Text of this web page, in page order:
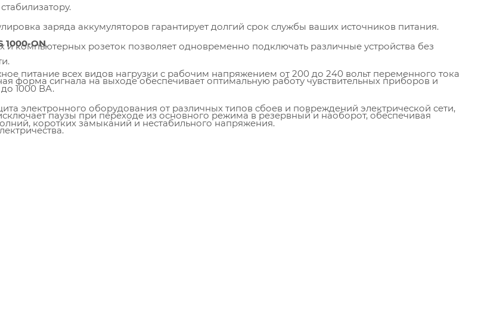
заряда аккумуляторов гарантирует долгий срок службы ваших источников питания.
и компьютерных розеток позволяет одновременно подключать различные устройства без
форма сигнала на выходе обеспечивает оптимальную работу чувствительных приборов и
паузы при переходе из основного режима в резервный и наоборот, обеспечивая
работы в автономном режиме, зависящая от емкости установленных аккумуляторов.
1000-ON
питание всех видов нагрузки с рабочим напряжением от 200 до 240 вольт переменного тока
1000 ВА.
электронного оборудования от различных типов сбоев и повреждений электрической сети,
коротких замыканий и нестабильного напряжения.
и резервом.